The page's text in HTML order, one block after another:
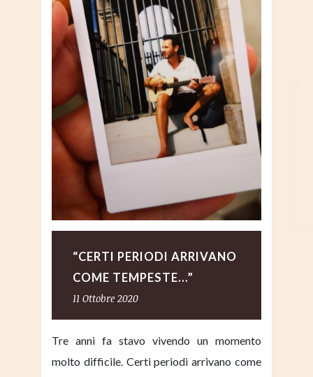
“CERTI PERIODI ARRIVANO
COME TEMPESTE…”
11 Ottobre 2020
Tre anni fa stavo vivendo un momento
molto difficile. Certi periodi arrivano come